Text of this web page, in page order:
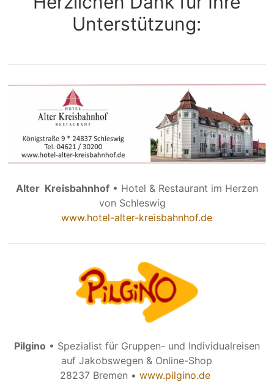
Unterstützung:
Alter Kreisbahnhof• Hotel & Restaurant im Herzen
von Schleswig
www.hotel-alter-kreisbahnhof.de
Pilgino • Spezialist für Gruppen- und Individualreisen
auf Jakobswegen & Online-Shop
28237 Bremen •www.pilgino.de